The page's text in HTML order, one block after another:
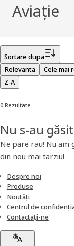
Aviație
Sortare dupa
Relevanta
Cele mai
Z-A
0 Rezultate
Nu s-au
Ne pare rau! Nu am
din nou mai tarziu!
Despre noi
Produse
Noutăți
Centrul de
Contactați-ne